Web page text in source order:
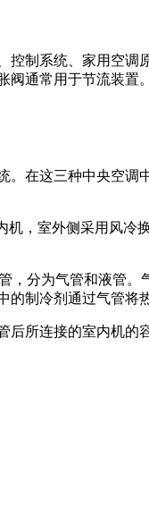
制系统、家用空调
通常用于节流装置。
在这三种中央空调
，室外侧采用风冷
，分为气管和液管
制冷剂通过气管将
所连接的室内机的